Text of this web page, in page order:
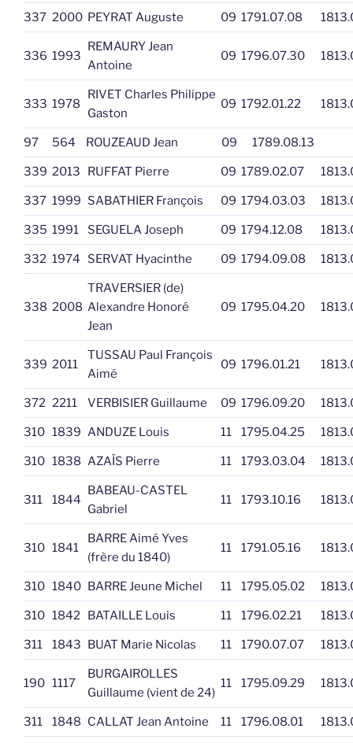
337 2000 PEYRAT Auguste 09 1791.07.08
336 1993
REMAURY Jean
Antoine
09 1796.07.30
333 1978
RIVET Charles Philippe
Gaston
09 1792.01.22
97 564 ROUZEAUD Jean 09 1789.08.13
339 2013 RUFFAT Pierre 09 1789.02.07
337 1999 SABATHIER François 09 1794.03.03
335 1991 SEGUELA Joseph 09 1794.12.08
332 1974 SERVAT Hyacinthe 09 1794.09.08
338 2008
TRAVERSIER (de)
Alexandre Honoré
Jean
09 1795.04.20
339 2011
TUSSAU Paul François
Aimé
09 1796.01.21
372 2211 VERBISIER Guillaume 09 1796.09.20
310 1839 ANDUZE Louis 11 1795.04.25
310 1838 AZAÏS Pierre 11 1793.03.04
311 1844
BABEAU-CASTEL
Gabriel
11 1793.10.16
310 1841
BARRE Aimé Yves
(frère du 1840)
11 1791.05.16
310 1840 BARRE Jeune Michel 11 1795.05.02
310 1842 BATAILLE Louis 11 1796.02.21
311 1843 BUAT Marie Nicolas 11 1790.07.07
190 1117
BURGAIROLLES
Guillaume (vient de 24)
11 1795.09.29
311 1848 CALLAT Jean Antoine 11 1796.08.01